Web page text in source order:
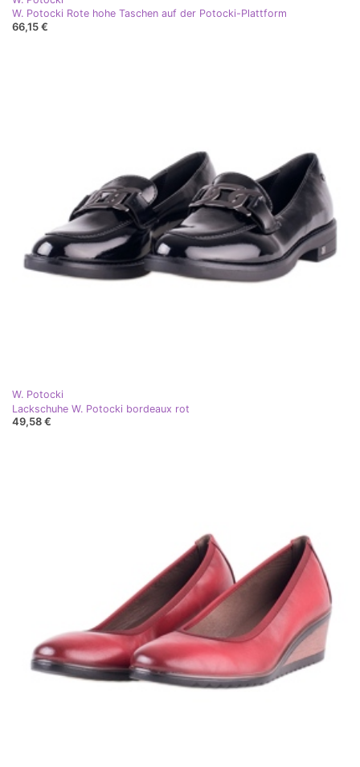
W. Potocki Rote hohe Taschen auf der Potocki-Plattform
66,15 €
W. Potocki
Lackschuhe W. Potocki bordeaux rot
49,58 €